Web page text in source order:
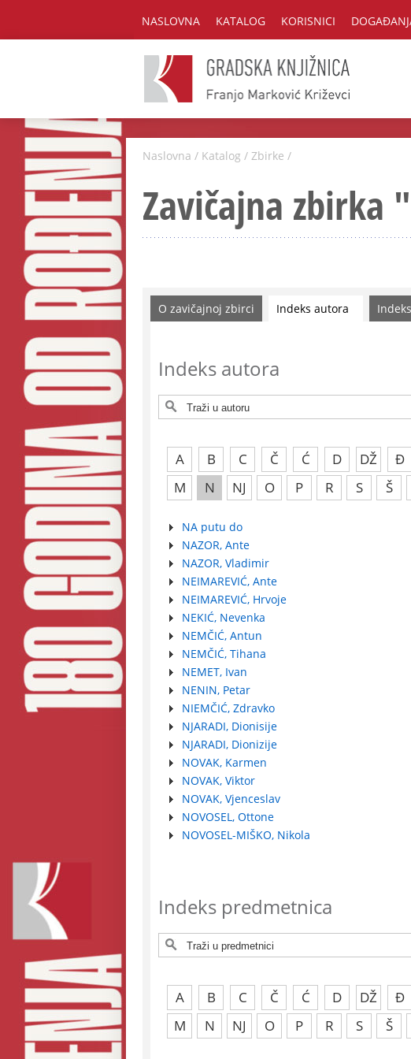
NASLOVNA KATALOG KORISNICI
Naslovna / Katalog / Zbirke /
Zavičajna zbirka
O zavičajnoj zbirci Indeks autora
Indeks autora
A B C Č Ć D DŽ Đ
M
N NJ O P R S Š
NA putu do
NAZOR, Ante
NAZOR, Vladimir
NEIMAREVIĆ, Ante
NEIMAREVIĆ, Hrvoje
NEKIĆ, Nevenka
NEMČIĆ, Antun
NEMČIĆ, Tihana
NEMET, Ivan
NENIN, Petar
NIEMČIĆ, Zdravko
NJARADI, Dionisije
NJARADI, Dionizije
NOVAK, Karmen
NOVAK, Viktor
NOVAK, Vjenceslav
NOVOSEL, Ottone
NOVOSEL-MIŠKO, Nikola
Indeks predmetnica
A B C Č Ć D DŽ Đ
M
N NJ O P R S Š